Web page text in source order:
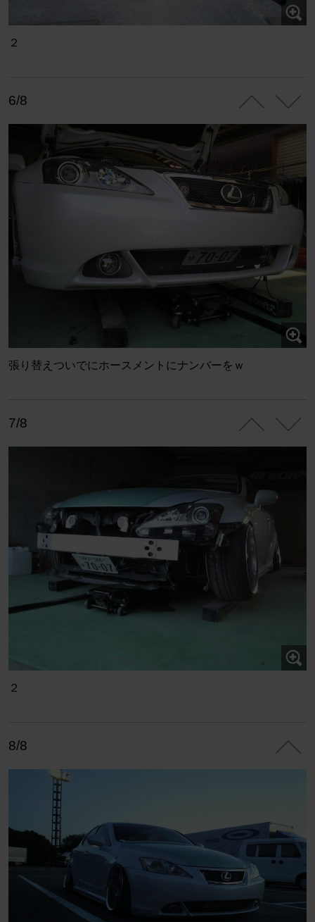
２
6/8
張り替えついでにホースメントにナンバーをｗ
7/8
２
8/8